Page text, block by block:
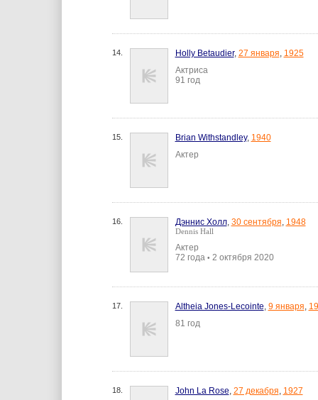
14. Holly Betaudier, 27 января, 1925
Актриса
91 год
15. Brian Withstandley, 1940
Актер
16. Дэннис Холл, 30 сентября, 1948
Dennis Hall
Актер
72 года • 2 октября 2020
17. Altheia Jones-Lecointe, 9 января,
81 год
18. John La Rose, 27 декабря, 1927